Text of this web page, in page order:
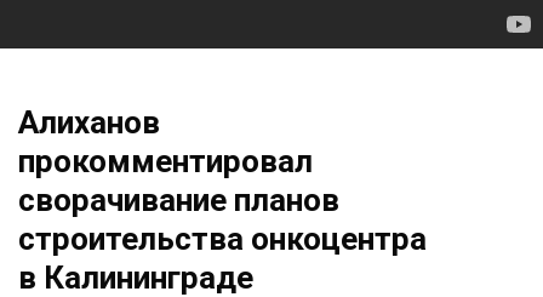
Алиханов
прокомментировал
сворачивание планов
строительства онкоцентра
в Калининграде